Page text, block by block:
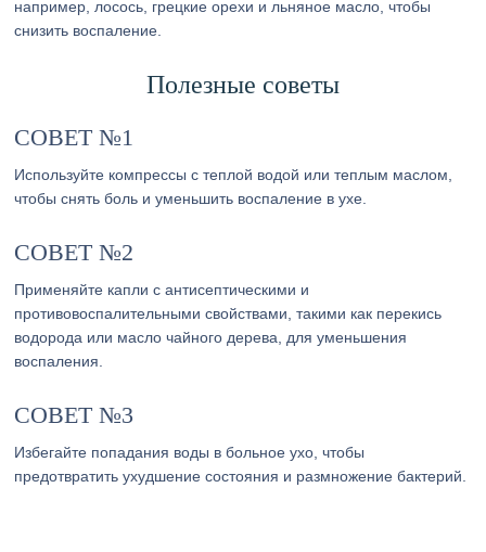
например, лосось, грецкие орехи и льняное масло, чтобы
снизить воспаление.
Полезные советы
СОВЕТ №1
Используйте компрессы с теплой водой или теплым маслом,
чтобы снять боль и уменьшить воспаление в ухе.
СОВЕТ №2
Применяйте капли с антисептическими и
противовоспалительными свойствами, такими как перекись
водорода или масло чайного дерева, для уменьшения
воспаления.
СОВЕТ №3
Избегайте попадания воды в больное ухо, чтобы
предотвратить ухудшение состояния и размножение бактерий.